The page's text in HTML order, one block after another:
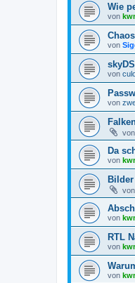
Wie
von
von
von
von
von
Da
von
Bilder
von
von
RTL
von
von